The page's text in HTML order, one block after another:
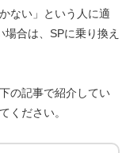
ない」という人に適
合は、SPに乗り換え
の記事で紹介してい
ください。